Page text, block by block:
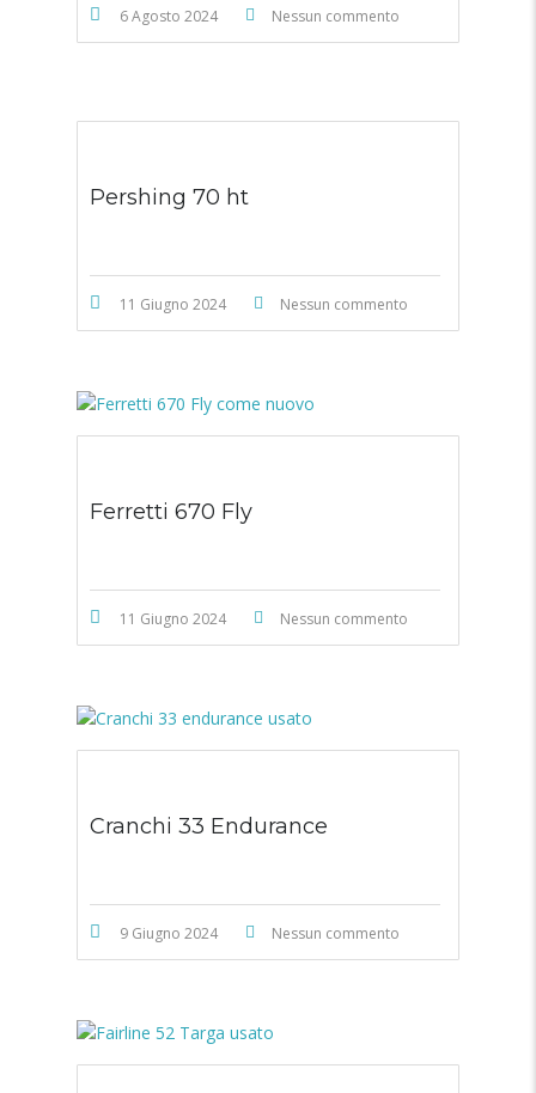
6 Agosto 2024 Nessun commento
Pershing 70 ht
11 Giugno 2024 Nessun commento
Ferretti 670 Fly
11 Giugno 2024 Nessun commento
Cranchi 33 Endurance
9 Giugno 2024 Nessun commento